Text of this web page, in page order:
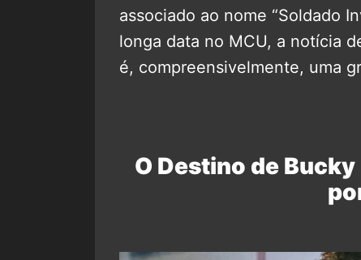
associado ao nome “Soldado
longa data no MCU, a notícia
é, compreensivelmente, uma
O Destino de